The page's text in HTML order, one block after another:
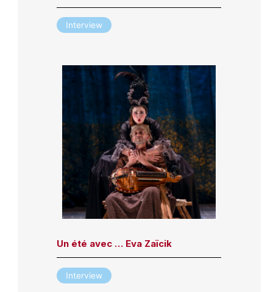
Interview
Un été avec … Eva Zaïcik
Interview